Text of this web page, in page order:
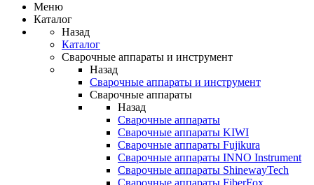
Меню
Каталог
Назад
Каталог
Сварочные аппараты и инструмент
Назад
Сварочные аппараты и инструмент
Сварочные аппараты
Назад
Сварочные аппараты
Сварочные аппараты KIWI
Сварочные аппараты Fujikura
Сварочные аппараты INNO Instrument
Сварочные аппараты ShinewayTech
Cварочные аппараты FiberFox